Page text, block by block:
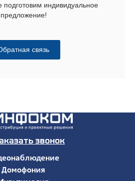
подготовим индивидуальное
предложение!
связь
звонок
Домофония